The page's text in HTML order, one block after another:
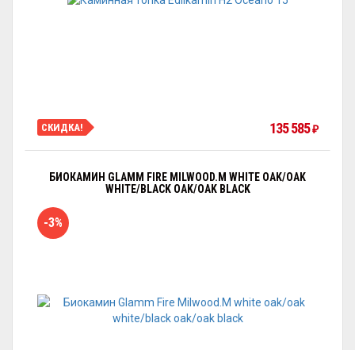
СКИДКА! 135 585₽
БИОКАМИН GLAMM FIRE MILWOOD.M WHITE OAK/OAK
WHITE/BLACK OAK/OAK BLACK
-3%